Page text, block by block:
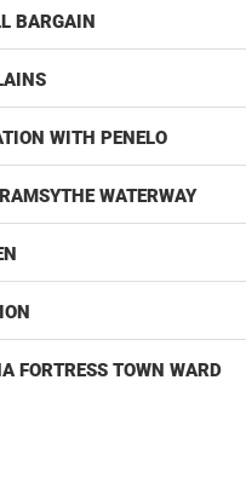
BARGAIN
WITH PENELO
WATERWAY
FORTRESS TOWN WARD